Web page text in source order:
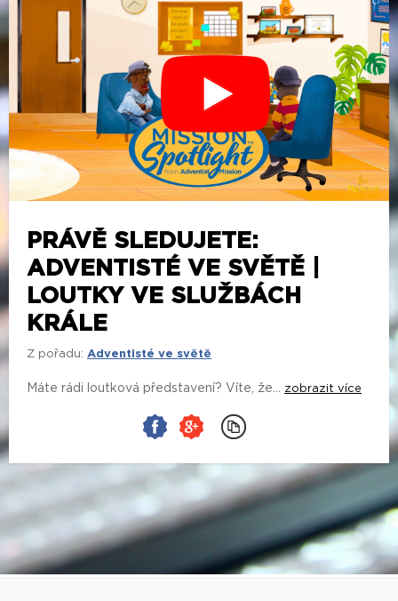
PRÁVĚ SLEDUJETE:
ADVENTISTÉ VE SVĚTĚ |
LOUTKY VE SLUŽBÁCH
KRÁLE
Z pořadu: Adventisté ve světě
Máte rádi loutková představení? Víte, že... zobrazit více